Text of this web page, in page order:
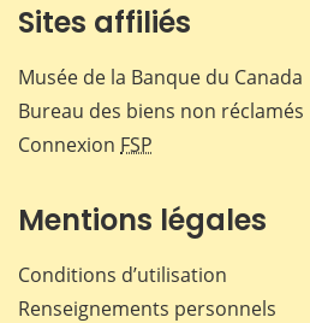
Sites affiliés
Musée de la Banque du Canada
Bureau des biens non réclamés
Connexion FSP
Mentions légales
Conditions d’utilisation
Renseignements personnels